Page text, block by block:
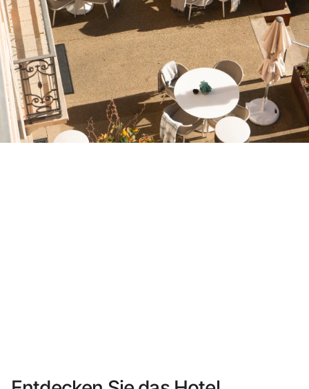
Mit Google anmelden
Sitzung nur mit E-Mail-Adresse starten
Sie haben sich noch nicht registriert ?
Konto anlegen